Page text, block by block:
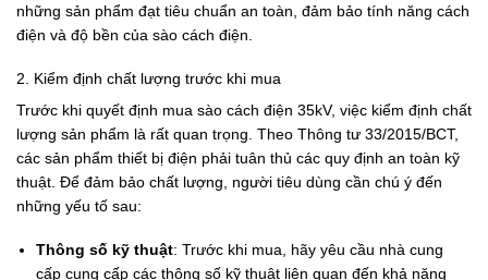
những sản phẩm đạt tiêu chuẩn an toàn, đảm bảo tính năng cách
điện và độ bền của sào cách điện.
2. Kiểm định chất lượng trước khi mua
Trước khi quyết định mua sào cách điện 35kV, việc kiểm định chất
lượng sản phẩm là rất quan trọng. Theo Thông tư 33/2015/BCT,
các sản phẩm thiết bị điện phải tuân thủ các quy định an toàn kỹ
thuật. Để đảm bảo chất lượng, người tiêu dùng cần chú ý đến
những yếu tố sau:
Thông số kỹ thuật: Trước khi mua, hãy yêu cầu nhà cung
cấp cung cấp các thông số kỹ thuật liên quan đến khả năng